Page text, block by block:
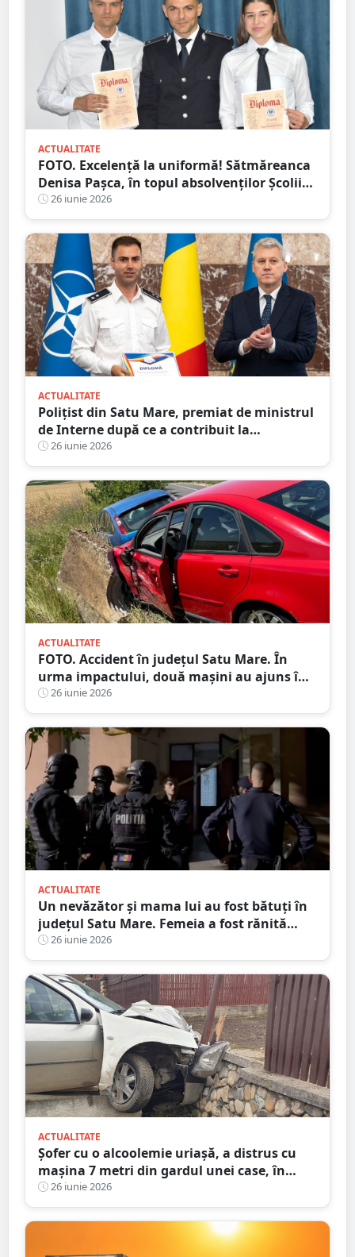
ACTUALITATE
FOTO. Excelență la uniformă! Sătmăreanca
Denisa Pașca, în topul absolvenților Școlii
de Agenți de Poliție
26 iunie 2026
ACTUALITATE
Polițist din Satu Mare, premiat de ministrul
de Interne după ce a contribuit la
destructurarea unei rețele de contrabandă
26 iunie 2026
ACTUALITATE
FOTO. Accident în județul Satu Mare. În
urma impactului, două mașini au ajuns în
șanț26 iunie 2026
ACTUALITATE
Un nevăzător și mama lui au fost bătuți în
județul Satu Mare. Femeia a fost rănită
grav26 iunie 2026
ACTUALITATE
Șofer cu o alcoolemie uriașă, a distrus cu
mașina 7 metri din gardul unei case, în
județul Satu Mare
26 iunie 2026